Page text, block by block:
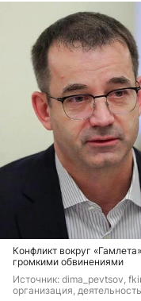
Конфликт вокруг
громкими обвинениями
Источник: dima_pevtsov,
организация,